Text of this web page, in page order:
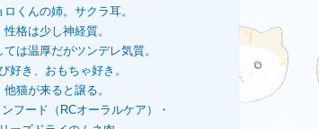
ロくんの姉。 サクラ耳。
性格は少し神経質。
ては温厚だがツンデレ気質。
好き、おもちゃ好き。
他猫が来ると譲る。
フード（RCオーラルケア）・